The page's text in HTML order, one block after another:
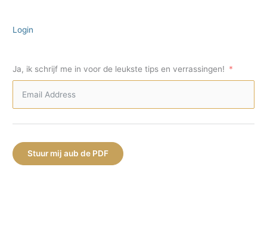
Login
Ja, ik schrijf me in voor de leukste tips en verrassingen!
Stuur mij aub de PDF